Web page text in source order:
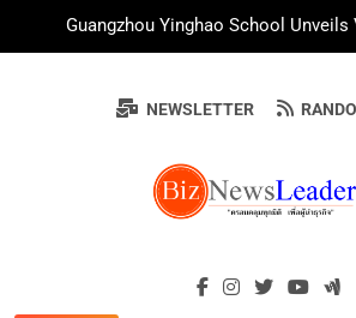
แนวคิด “90 วัน เก็บแต้มสุขภาพดี สิ่งดีๆ
Guangzhou Yinghao School Unveils
20 ปี ต่อยอดเสิร์ฟความอร่อย ยกเมนูร
“ข้าวหน้าไก่ราชวงศ์” พุ่งทะย
ธุรกิจท่องเที่ยวไทย “ขายได้ ขายดี
บ้านหนองสองห้องจัดใหญ่ “แห่เทียนพรร
ซาเล้งปลอดเหล้าเข้าพรรษา 2569”
สืบสานพุทธศาสนา สร้างสังคมปลอดเห
AirAsia X SEE FAH พันธมิตรทางธุรกิจย
"ครอบคลุมทุกมิติ เพื่อ…ผู้
NEWSLETTER